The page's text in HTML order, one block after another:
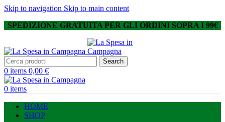
Skip to navigation Skip to main content
SPEDIZIONE GRATUITA PER GLI ORDINI SOPRA I 99€
Search
0 items 0,00 €
0 items
HOME
SHOP